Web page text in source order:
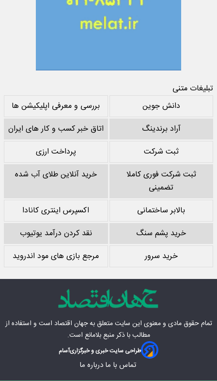
تبلیغات متنی
دانش جوین
بررسی و معرفی اپلیکیشن ها
آراد برندینگ
اتاق خبر کسب و کار های ایران
ثبت شرکت
پرداخت ارزی
ثبت شرکت فوری کاملا
تضمینی
خرید آنلاین طلای آب شده
بالابر ساختمانی
اکسپرس اینتری کانادا
خرید پشم سنگ
نقد کردن درآمد یوتیوب
خرید سرور
مرجع بازی های مود اندروید
تمام حقوق مادی‌ و معنوی این سایت متعلق بهجهان اقتصاد است و استفاده از
مطالب با ذکر منبع بلامانع است.
طراحی سایت خبری و خبرگزاریآسام
تماس با ما درباره ما